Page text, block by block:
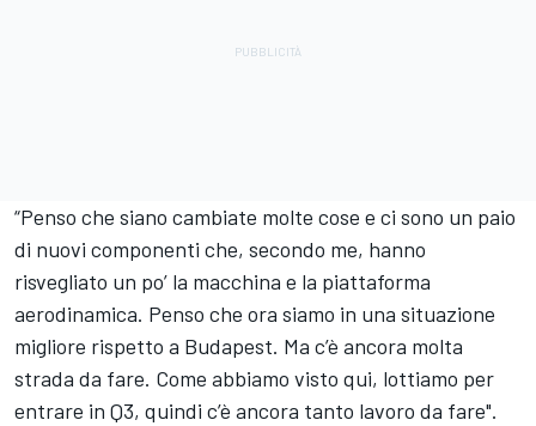
“Penso che siano cambiate molte cose e ci sono un paio
di nuovi componenti che, secondo me, hanno
risvegliato un po’ la macchina e la piattaforma
aerodinamica. Penso che ora siamo in una situazione
migliore rispetto a Budapest. Ma c’è ancora molta
strada da fare. Come abbiamo visto qui, lottiamo per
entrare in Q3, quindi c’è ancora tanto lavoro da fare".